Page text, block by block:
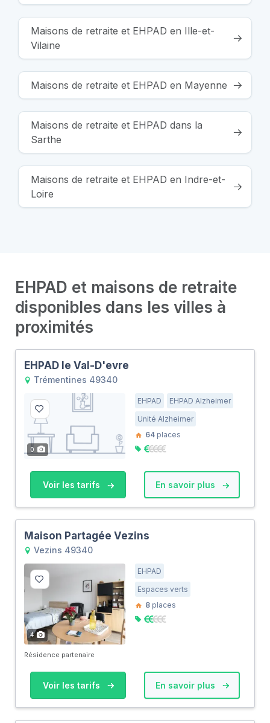
Maisons de retraite et EHPAD en Ille-et-
Vilaine
Maisons de retraite et EHPAD en Mayenne
Maisons de retraite et EHPAD dans la
Sarthe
Maisons de retraite et EHPAD en Indre-et-
Loire
EHPAD et maisons de retraite
disponibles dans les villes à
proximités
EHPAD le Val-D'evre
Trémentines 49340
0
EHPAD
EHPAD Alzheimer
Unité Alzheimer
64 places
Voir les tarifs En savoir plus
Maison Partagée Vezins
Vezins 49340
4
EHPAD
Espaces verts
8 places
Résidence partenaire
Voir les tarifs En savoir plus